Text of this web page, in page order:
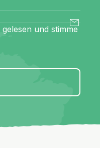
gelesen und stimme